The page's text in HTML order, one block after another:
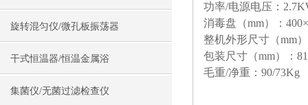
旋转混匀仪/微孔板振荡器
干式恒温器/恒温金属浴
集菌仪/无菌过滤检查仪
功率/电源电压：
消毒盘（mm）：
整机外形尺寸（mm
包装尺寸（mm）：
毛重/净重：90/73Kg